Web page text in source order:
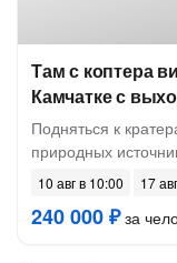
Там с коптера
Камчатке с
Подняться к
природных
10 авг в 10:00 17
240 000 ₽за